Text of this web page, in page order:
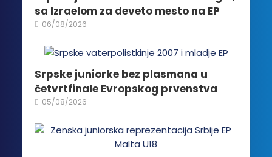
sa Izraelom za deveto mesto na EP
06/08/2026
Srpske juniorke bez plasmana u
četvrtfinale Evropskog prvenstva
05/08/2026